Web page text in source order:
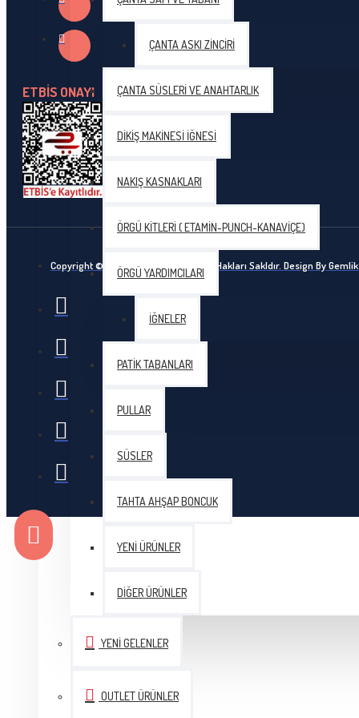
Himalaya YILDIZ İnce Pullu El Örgü İpliği
YARNEND Amigurumi 10 Adet 500 gr - L054
Ören Bayan
5 adet (500) gr Ören Bayan KITTY BABY Benekli Bebe İpi
5 adet (500) gr Ören Bayan KITTY BABY Benekli Bebe İpi
5 adet (500) gr Ören Bayan KITTY BABY Benekli Bebe İpi
Gazzal
Gazzal Baby Cotton
Tulip Etimo Yün Tığ Siyah
ÇANTA ASKI ZINCIRI
ÇANTA SÜSLERI VE ANAHTARLIK
DIKIŞ MAKINESI İĞNESI
NAKIŞ KASNAKLARI
ÖRGÜ KITLERI ( ETAMIN-PUNCH-KANAVIÇE)
ÖRGÜ YARDIMCILARI
İĞNELER
PATIK TABANLARI
PULLAR
SÜSLER
TAHTA AHŞAP BONCUK
YENI ÜRÜNLER
DIĞER ÜRÜNLER
YENI GELENLER
OUTLET ÜRÜNLER
ETBİS ONAYI
Copyright © 2020, Ceyhun Yün, Bütün Hakları Sakldır. Design By